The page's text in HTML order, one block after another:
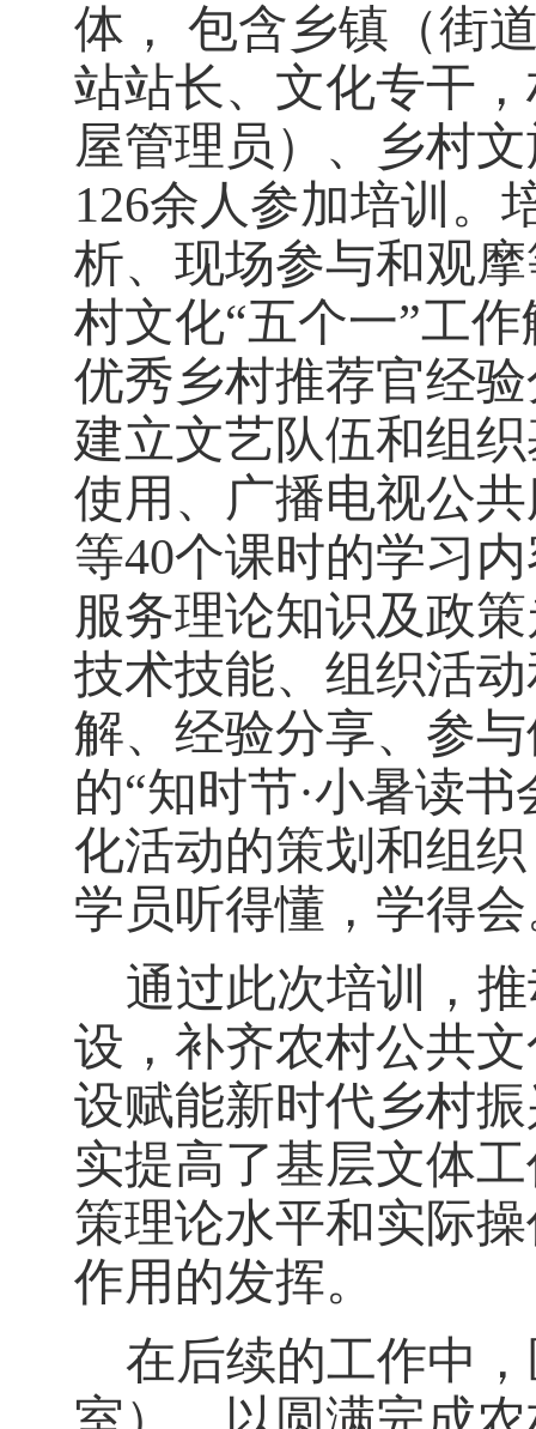
体， 包含乡镇（街
站站长、文化专干
屋管理员）、乡村
126余人参加培训。
析、现场参与和观
村文化“五个一”工
优秀乡村推荐官经
建立文艺队伍和组
使用、广播电视公
等40个课时的学习
服务理论知识及政
技术技能、组织活
解、经验分享、参
的“知时节·小暑读
化活动的策划和组
学员听得懂，学得
通过此次培训，
设，补齐农村公共
设赋能新时代乡村
实提高了基层文体
策理论水平和实际
作用的发挥。
在后续的工作中